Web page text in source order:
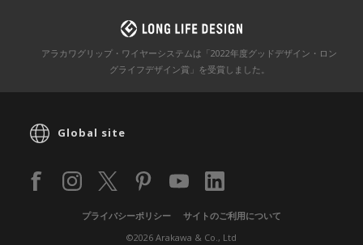
アラカワグリップ・ワイヤーシステムは「2022年度グッドデザイン・ロン
グライフデザイン賞」を受賞しました。
Global site
プライバシーポリシー
サイトのご利用について
©2026 Arakawa & Co., Ltd